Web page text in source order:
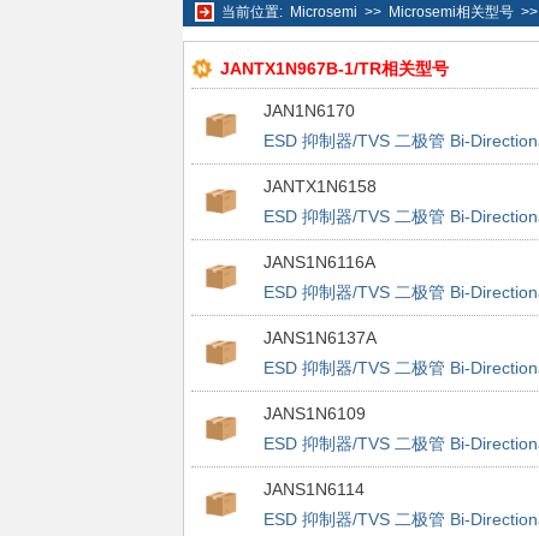
当前位置: Microsemi >> Microsemi相关型号
JANTX1N967B-1/TR相关型号
JAN1N6170
ESD 抑制器/TVS 二极管 Bi-
TVS
JANTX1N6158
ESD 抑制器/TVS 二极管 Bi-
TVS
JANS1N6116A
ESD 抑制器/TVS 二极管 Bi-
TVS
JANS1N6137A
ESD 抑制器/TVS 二极管 Bi-
TVS
JANS1N6109
ESD 抑制器/TVS 二极管 Bi-
TVS
JANS1N6114
ESD 抑制器/TVS 二极管 Bi-